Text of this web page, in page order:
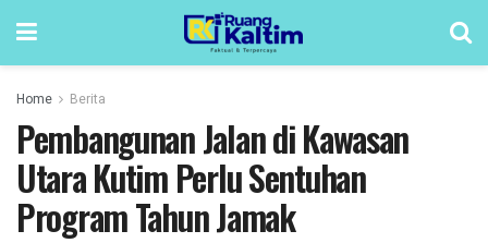
Home Berita
Pembangunan Jalan di Kawasan
Utara Kutim Perlu Sentuhan
Program Tahun Jamak